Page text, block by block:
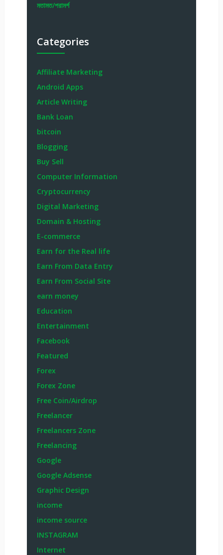
মতামত/পরামর্শ
Categories
Affiliate Marketing
Android Apps
Article Writing
Bank Loan
bitcoin
Blogging
Buy Sell
Computer Information
Cryptocurrency
Digital Marketing
Domain & Hosting
E-commerce
Earn for the Real life
Earn From Data Entry
Earn From Social Site
earn money
Education
Entertainment
Facebook
Featured
Forex
Forex Zone
Free Coin/Airdrop
Freelancer
Freelancers Zone
Freelancing
Google
Google Adsense
Graphic Design
income
income source
INSTAGRAM
Internet